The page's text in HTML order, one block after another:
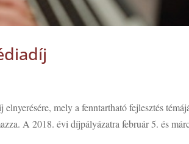
mely a fenntartható fejlesztés
A 2018. évi díjpályázatra február 5. és